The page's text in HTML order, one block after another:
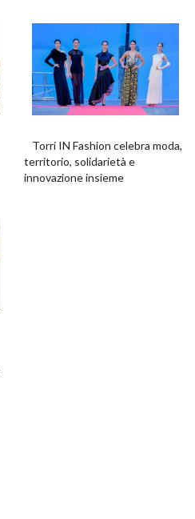
Torri IN Fashion celebra moda,
territorio, solidarietà e
innovazione insieme